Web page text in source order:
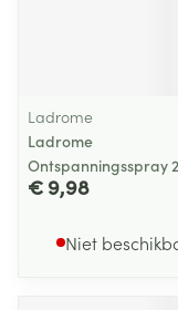
Ladrome
Ladrome
Ontspanningsspray
€ 9,98
Niet